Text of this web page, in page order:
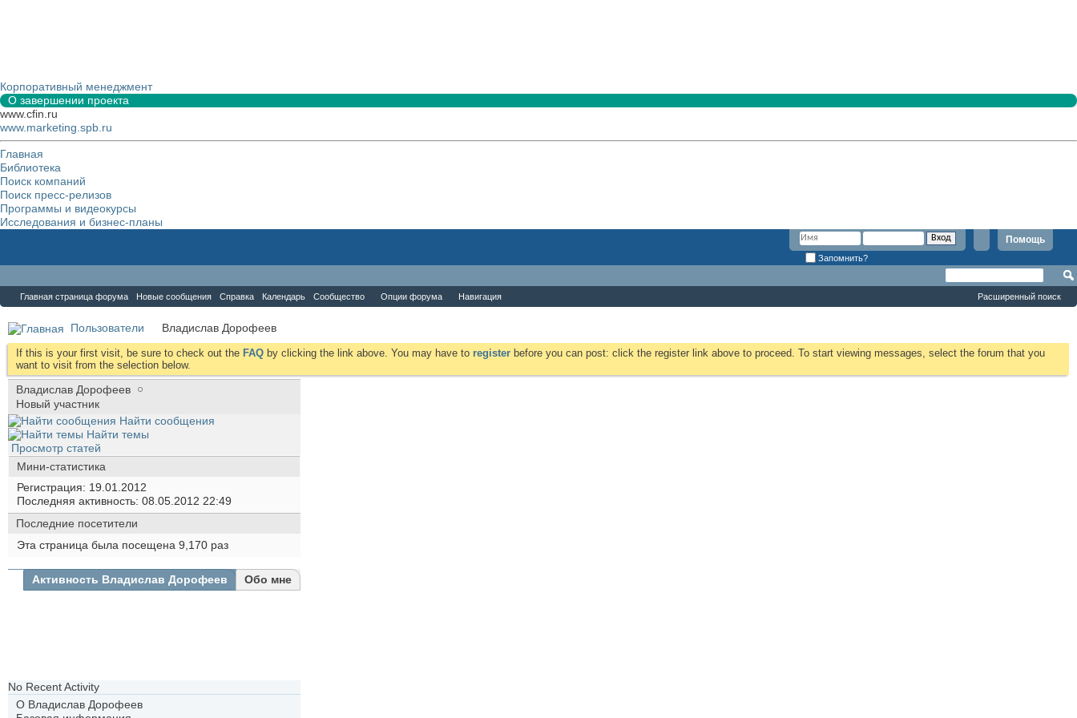
Корпоративный менеджмент
О завершении проекта
www.cfin.ru
www.marketing.spb.ru
Главная
Библиотека
Поиск компаний
Поиск пресс-релизов
Программы и видеокурсы
Исследования и бизнес-планы
Помощь
Запомнить?
Главная страница форума Новые сообщения Справка Календарь Сообщество Опции форума Навигация Расширенный поиск
Пользователи Владислав Дорофеев
If this is your first visit, be sure to check out the FAQ by clicking the link above. You may have to register before you can post: click the register link above to proceed. To start viewing messages, select the forum that you
want to visit from the selection below.
Владислав Дорофеев
Новый участник
Найти сообщения
Найти темы
Просмотр статей
Мини-статистика
Регистрация
19.01.2012
Последняя активность 08.05.2012 22:49
Последние посетители
Эта страница была посещена 9,170 раз
Активность Владислав Дорофеев Обо мне
No Recent Activity
О Владислав Дорофеев